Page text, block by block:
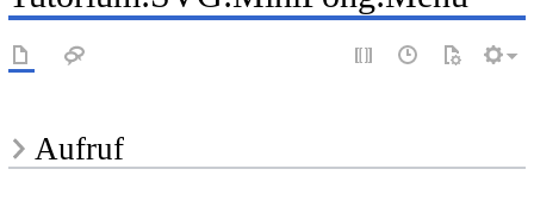
Aufruf